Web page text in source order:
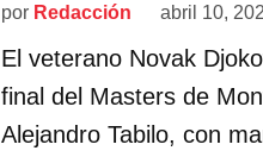
por Redacción abril 10,
El veterano Novak
final del Masters de
Alejandro Tabilo, con